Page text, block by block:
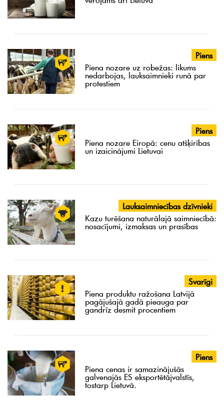
Piens
Piena nozare uz robežas: likums
nedarbojas, lauksaimnieki runā par
protestiem
Piens
Piena nozare Eiropā: cenu atšķirības
un izaicinājumi Lietuvai
Lauksaimniecības dzīvnieki
Kazu turēšana naturālajā saimniecībā:
nosacījumi, izmaksas un prasības
Svarīgi
Piena produktu ražošana Latvijā
pagājušajā gadā pieauga par
gandrīz desmit procentiem
Piens
Piena cenas ir samazinājušās
galvenajās ES eksportētājvalstīs,
tostarp Lietuvā.